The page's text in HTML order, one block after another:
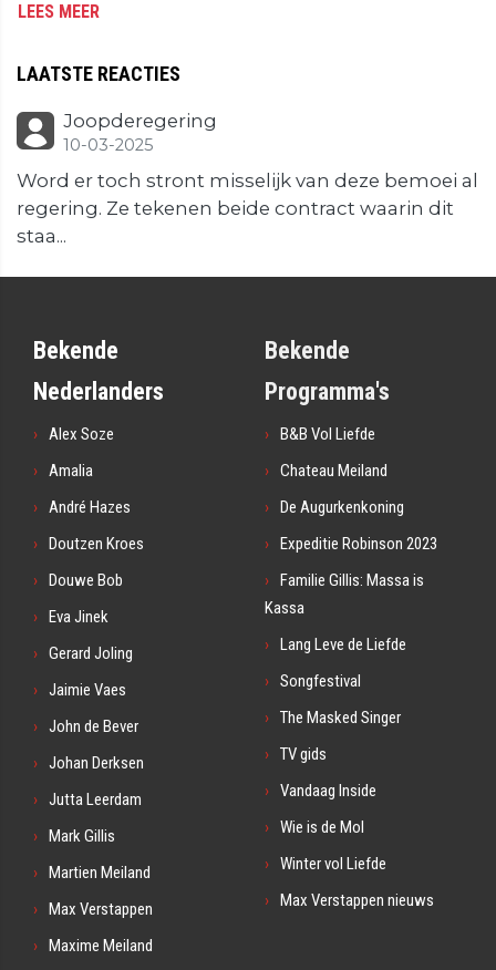
LEES MEER
LAATSTE REACTIES
Joopderegering
10-03-2025
Word er toch stront misselijk van deze bemoei al
regering. Ze tekenen beide contract waarin dit
staa...
Bekende
Nederlanders
Alex Soze
Amalia
André Hazes
Doutzen Kroes
Douwe Bob
Eva Jinek
Gerard Joling
Jaimie Vaes
John de Bever
Johan Derksen
Jutta Leerdam
Mark Gillis
Martien Meiland
Max Verstappen
Maxime Meiland
Bekende
Programma's
B&B Vol Liefde
Chateau Meiland
De Augurkenkoning
Expeditie Robinson 2023
Familie Gillis: Massa is
Kassa
Lang Leve de Liefde
Songfestival
The Masked Singer
TV gids
Vandaag Inside
Wie is de Mol
Winter vol Liefde
Max Verstappen nieuws